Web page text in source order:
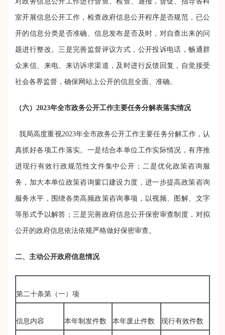
室开展信息公开工作，检查政府信息公开程序是否规范，已公
开的信息分类是否准确、信息发布是否及时，对自查出来的问
题进行整改。三是完善监督评议方式，公开投诉电话，畅通群
众来信、来电、来访诉求渠道，及时进行反馈回复，自觉接受
社会各界监督，确保网站上公开的信息全面、准确。
（六） 2023年全市政务公开工作主要任务分解表落实情况
我局高度重视2023年全市政务公开工作主要任务分解工作，认
真抓好各项工作落实。 一是结合本单位工作实际情况，有序推
进现行有效行政规范性文件集中公开；二是优化政策咨询服
务，加大本单位政策咨询窗口建设力度，进一步提高政策咨询
服务水平，围绕各类高频政策咨询事项，以视频、图解、文字
等形式予以解答；三是完善政府信息公开保密审查制度，对拟
公开的政府信息依法依规严格做好保密审查。
二、主动公开政府信息情况
第二十条第（一）项
信息内容 本年制发件数 本年废止件数 现行有效件数